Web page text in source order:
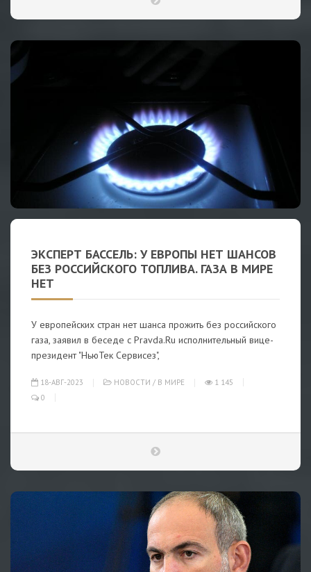
ЭКСПЕРТ БАССЕЛЬ: У ЕВРОПЫ НЕТ ШАНСОВ
БЕЗ РОССИЙСКОГО ТОПЛИВА. ГАЗА В МИРЕ
НЕТ
У европейских стран нет шанса прожить без российского
газа, заявил в беседе с Pravda.Ru исполнительный вице-
президент "НьюТек Сервисез",
18-АВГ-2023 НОВОСТИ / В МИРЕ
1 145
0